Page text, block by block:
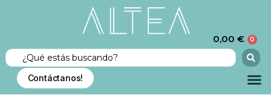
0,00 € 0
Contáctanos!